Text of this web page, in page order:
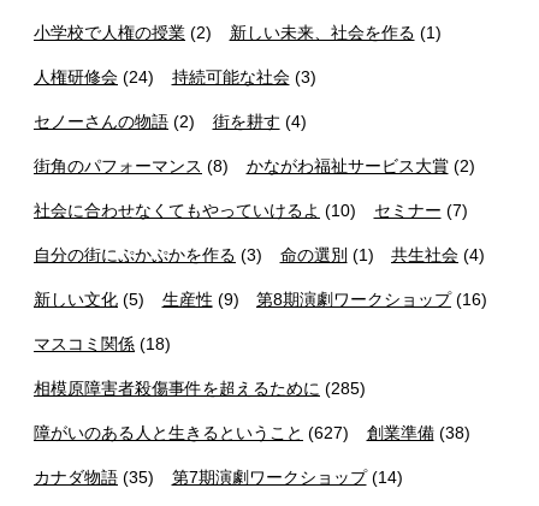
小学校で人権の授業 (2) 新しい未来、社会を作る (1)
人権研修会 (24) 持続可能な社会(3)
セノーさんの物語 (2) 街を耕す (4)
街角のパフォーマンス (8) かながわ福祉サービス大賞(2)
社会に合わせなくてもやっていけるよ (10) セミナー (7)
自分の街にぷかぷかを作る (3) 命の選別 (1) 共生社会 (4)
新しい文化 (5) 生産性 (9) 第8期演劇ワークショップ(16)
マスコミ関係 (18)
相模原障害者殺傷事件を超えるために (285)
障がいのある人と生きるということ (627) 創業準備(38)
カナダ物語 (35) 第7期演劇ワークショップ(14)